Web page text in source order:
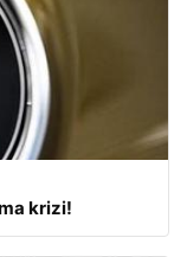
krizi!